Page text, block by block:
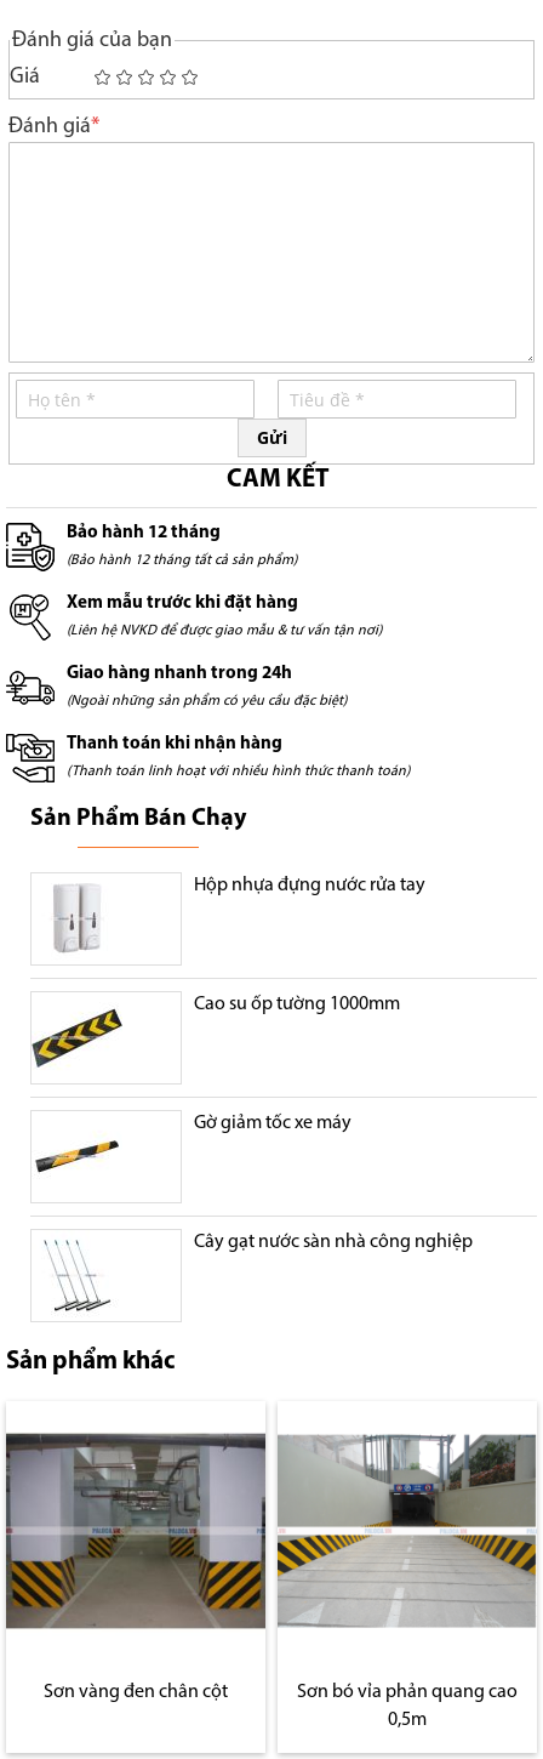
Đánh giá của bạn
Giá
1
star
2
stars
3
stars
4
stars
5
stars
Đánh giá
Gửi
CAM KẾT
Bảo hành 12 tháng
(Bảo hành 12 tháng tất cả sản phẩm)
Xem mẫu trước khi đặt hàng
(Liên hệ NVKD để được giao mẫu & tư vấn tận nơi)
Giao hàng nhanh trong 24h
(Ngoài những sản phẩm có yêu cầu đặc biệt)
Thanh toán khi nhận hàng
(Thanh toán linh hoạt với nhiều hình thức thanh toán)
Sản Phẩm Bán Chạy
Hộp nhựa đựng nước rửa tay
Cao su ốp tường 1000mm
Gờ giảm tốc xe máy
Cây gạt nước sàn nhà công nghiệp
Sản phẩm khác
Sơn vàng đen chân cột
Sơn bó vỉa phản quang cao
0,5m